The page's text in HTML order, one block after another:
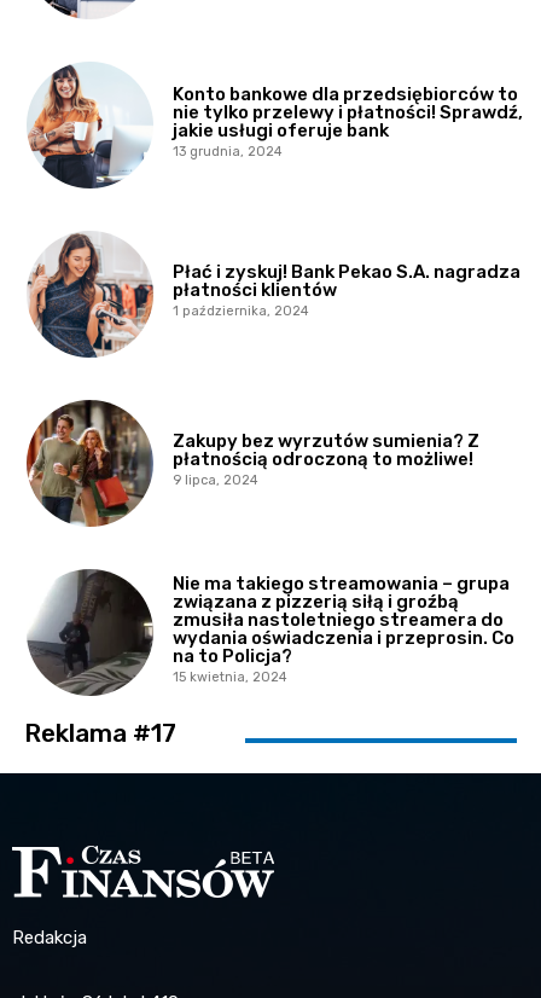
Konto bankowe dla przedsiębiorców to
nie tylko przelewy i płatności! Sprawdź,
jakie usługi oferuje bank
13 grudnia, 2024
Płać i zyskuj! Bank Pekao S.A. nagradza
płatności klientów
1 października, 2024
Zakupy bez wyrzutów sumienia? Z
płatnością odroczoną to możliwe!
9 lipca, 2024
Nie ma takiego streamowania – grupa
związana z pizzerią siłą i groźbą
zmusiła nastoletniego streamera do
wydania oświadczenia i przeprosin. Co
na to Policja?
15 kwietnia, 2024
Reklama #17
Redakcja